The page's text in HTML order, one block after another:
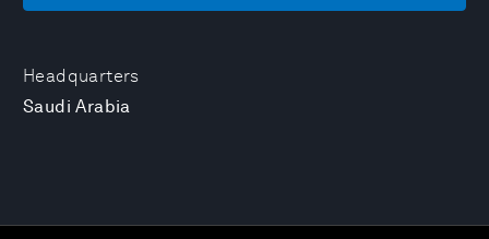
Headquarters
Saudi Arabia